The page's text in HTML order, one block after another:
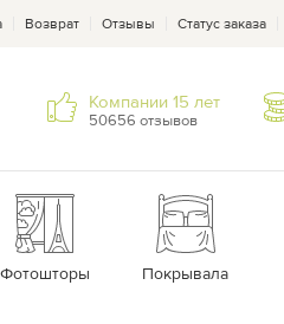
Возврат Отзывы Статус заказа
Компании 15 лет
50656 отзывов
Фотошторы Покрывала